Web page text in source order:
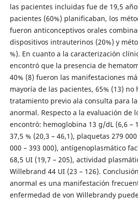
las pacientes incluidas fue de 19,5
pacientes (60%) planificaban, los
fueron anticonceptivos orales
dispositivos intrauterinos (20%) y
%). En cuanto a la caracterización
encontró que la presencia de
40% (8) fueron las manifestaciones
mayoría de las pacientes, 65% (13)
tratamiento previo ala consulta para
anormal. Respecto a la evaluación de
encontró: hemoglobina 13 g/dL (6,6 –
37,5 % (20,3 – 46,1), plaquetas 279
000 – 393 000), antígenoplasmático
68,5 UI (19,7 – 205), actividad
Willebrand 44 UI (23 – 126).
anormal es una manifestación
enfermedad de von Willebrandy